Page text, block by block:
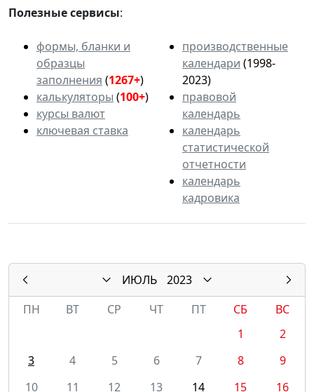
Полезные сервисы:
формы, бланки и
образцы
заполнения (1267+)
калькуляторы (100+)
курсы валют
ключевая ставка
производственные
календари (1998-
2023)
правовой
календарь
календарь
статистической
отчетности
календарь
кадровика
ИЮЛЬ
2023
ПН
ВТ СР ЧТ ПТ СБ
ВС
1
2
3
4 5 6 7 8
9
10
11 12 13 14 15
16